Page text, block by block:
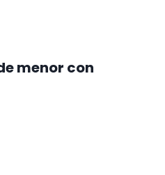
menor con